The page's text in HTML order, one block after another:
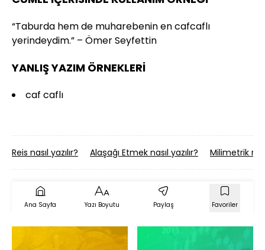
“Taburda hem de muharebenin en cafcaflı
yerindeydim.” – Ömer Seyfettin
YANLIŞ YAZIM ÖRNEKLERİ
caf caflı
Reis nasıl yazılır? Alaşağı Etmek nasıl yazılır? Milimetrik
Ana Sayfa Yazı Boyutu Paylaş Favoriler